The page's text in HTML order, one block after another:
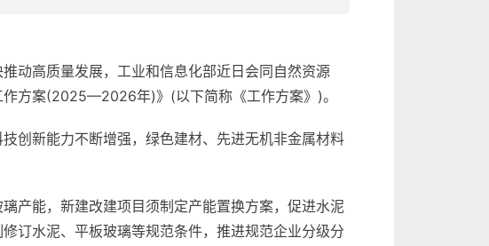
动高质量发展，工业和信息化部近日会同自然资源
方案(2025—2026年)》(以下简称《工作方案》)。
创新能力不断增强，绿色建材、先进无机非金属材料
产能，新建改建项目须制定产能置换方案，促进水泥
订水泥、平板玻璃等规范条件，推进规范企业分级分